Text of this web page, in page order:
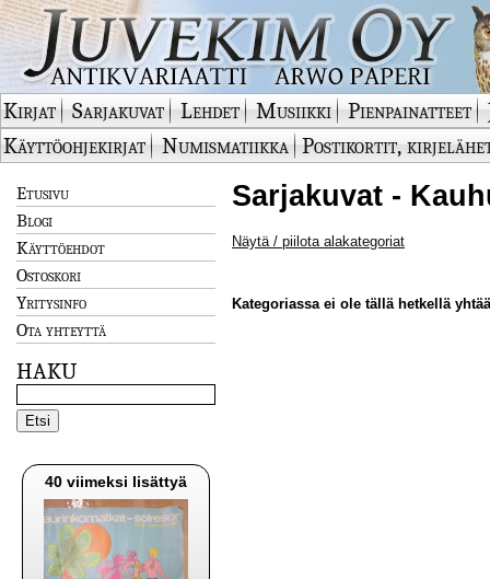
Kirjat Sarjakuvat Lehdet Musiikki Pienpainatteet
Käyttöohjekirjat
Numismatiikka Postikortit,
Etusivu
Blogi
Käyttöehdot
Ostoskori
Yritysinfo
Ota yhteyttä
HAKU
40 viimeksi lisättyä
Sarjakuvat -
Näytä / piilota alakategoriat
Kategoriassa ei ole tällä hetkellä